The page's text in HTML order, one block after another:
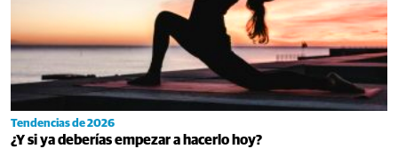
Tendencias de 2026
¿Y si ya deberías empezar a hacerlo hoy?